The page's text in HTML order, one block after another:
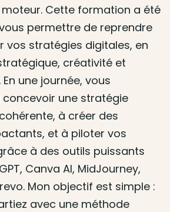
moteur. Cette formation a été
permettre de reprendre
vos stratégies digitales, en
créativité et
une journée, vous
une stratégie
à créer des
et à piloter vos
à des outils puissants
Canva AI, MidJourney,
Mon objectif est simple :
avec une méthode